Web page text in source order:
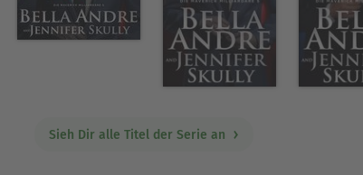
Sieh Dir alle Titel der Serie an